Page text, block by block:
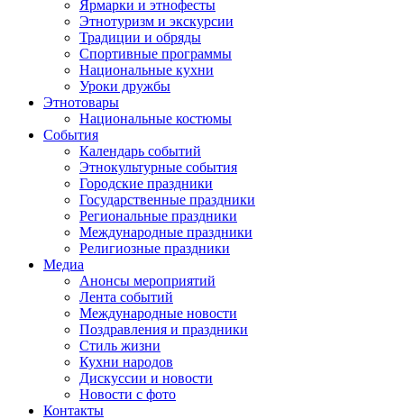
Ярмарки и этнофесты
Этнотуризм и экскурсии
Традиции и обряды
Спортивные программы
Национальные кухни
Уроки дружбы
Этнотовары
Национальные костюмы
События
Календарь событий
Этнокультурные события
Городские праздники
Государственные праздники
Региональные праздники
Международные праздники
Религиозные праздники
Медиа
Анонсы мероприятий
Лента событий
Международные новости
Поздравления и праздники
Cтиль жизни
Кухни народов
Дискуссии и новости
Новости с фото
Контакты